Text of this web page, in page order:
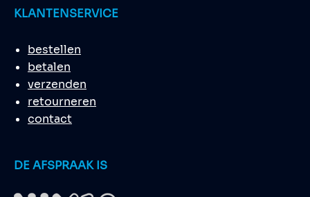
KLANTENSERVICE
bestellen
betalen
verzenden
retourneren
contact
DE AFSPRAAK IS